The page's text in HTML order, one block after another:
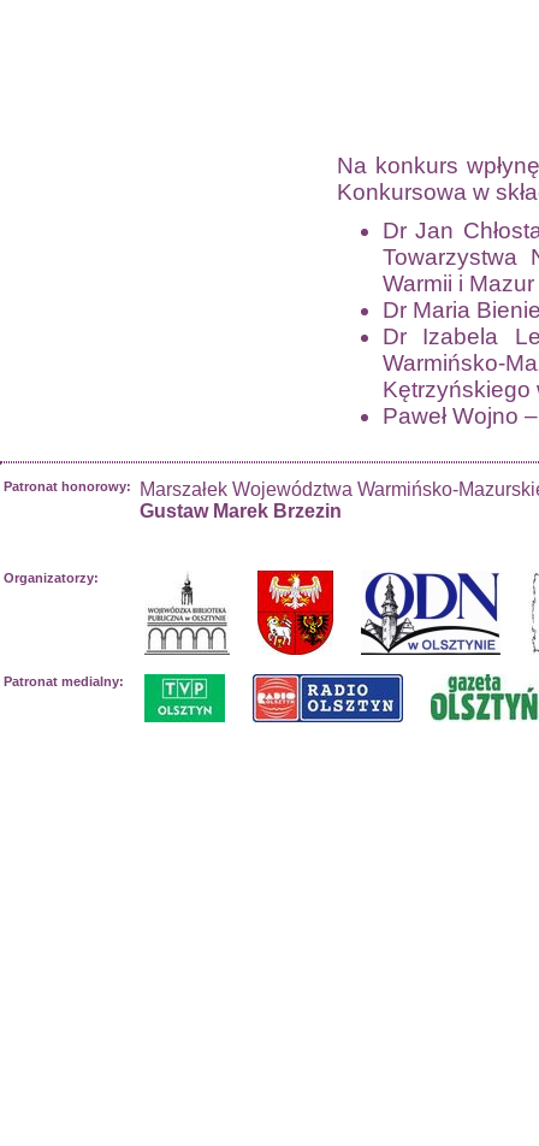
Na konkurs
Konkursowa w
Dr Jan
Towarzystwa
Warmii i Mazur
Dr Maria
Dr Izabela
Warmińsko-
Kętrzyńskiego
Paweł Wojno
Patronat honorowy:
Marszałek Województwa Warmińsko-
Gustaw Marek Brzezin
Organizatorzy:
Patronat medialny: